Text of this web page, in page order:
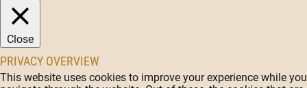
Close
PRIVACY OVERVIEW
This website uses cookies to improve your experience while you